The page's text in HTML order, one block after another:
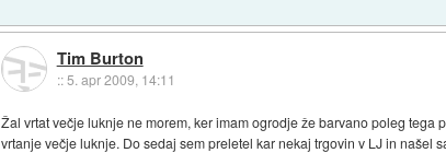
Tim Burton
::5. apr 2009, 14:11
Žal vrtat večje luknje ne morem, ker imam ogrodje že barvano poleg
vrtanje večje luknje. Do sedaj sem preletel kar nekaj trgovin v LJ in našel